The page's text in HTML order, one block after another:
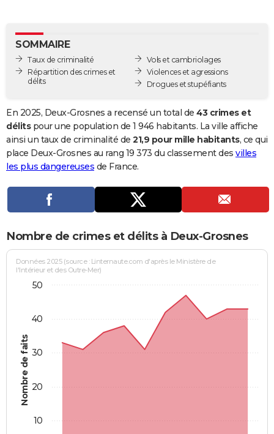
GUIDES D'ACHAT
BONS PLANS
Carte de Noël
Carte Bonne année
Carte Saint-Valentin
Carte Pâques
Carte d'anniversaire
DICTIONNAIRE
Dictionnaire
Biographies
Citations
Expressions
Proverbes
PROGRAMME TV
COPAINS D'AVANT
S'inscrire
Se connecter
Lycées
Collèges
Primaires
Universités
Entreprises
Service militaire
Avis de recherche
AVIS DE DÉCÈS
FORUM
Bricolage
Lifestyle
Culture
Sport
Auto
Television
Voyage
Cinema
SOMMAIRE
Taux de criminalité
Répartition des crimes et
délits
Vols et cambriolages
Violences et agressions
Drogues et stupéfiants
En 2025, Deux-Grosnes a recensé un total de 43 crimes et
délitspour une population de 1 946 habitants. La ville affiche
ainsi un taux de criminalité de 21,9 pour mille habitants, ce qui
place Deux-Grosnes au rang 19 373 du classement des villes
les plus dangereuses de France.
Nombre de crimes et délits à Deux-Grosnes
Nombre de faits
Données 2025 (source : Linternaute.com d'après le Ministère de
l'Intérieur et des Outre-Mer)
10
20
30
40
50